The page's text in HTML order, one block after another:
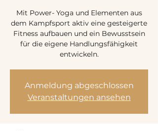
Mit Power- Yoga und Elementen aus
dem Kampfsport aktiv eine gesteigerte
Fitness aufbauen und ein Bewusstsein
für die eigene Handlungsfähigkeit
entwickeln.
Anmeldung abgeschlossen
Veranstaltungen ansehen